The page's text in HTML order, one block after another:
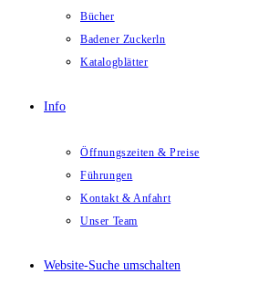
Bücher
Badener Zuckerln
Katalogblätter
Info
Öffnungszeiten & Preise
Führungen
Kontakt & Anfahrt
Unser Team
Website-Suche umschalten